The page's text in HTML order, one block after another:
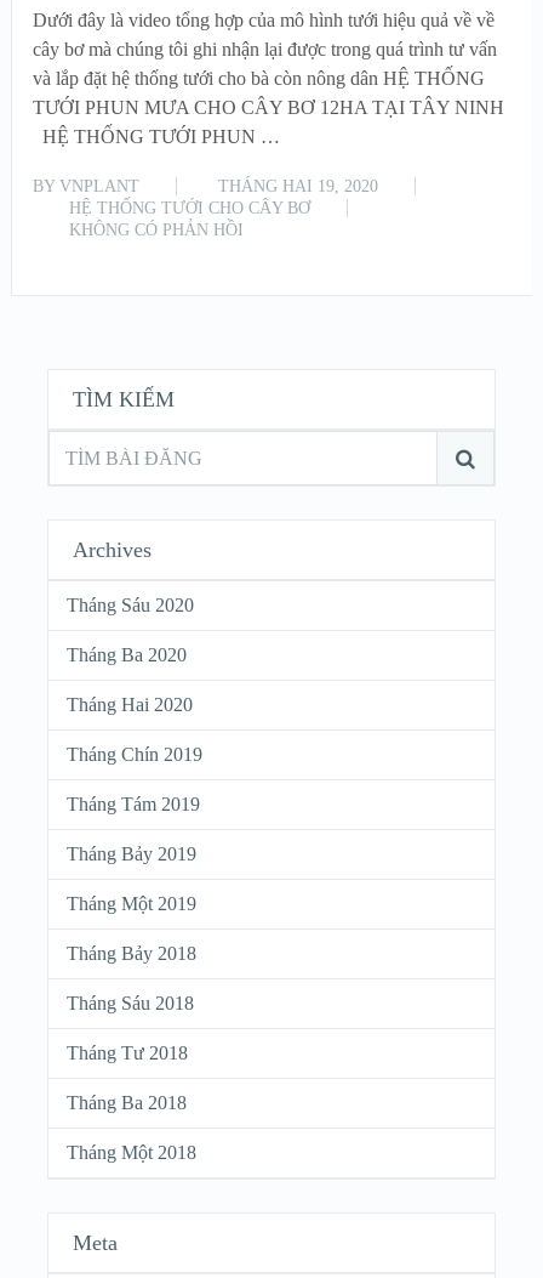
Dưới đây là video tổng hợp của mô hình tưới hiệu quả về về
cây bơ mà chúng tôi ghi nhận lại được trong quá trình tư vấn
và lắp đặt hệ thống tưới cho bà còn nông dân HỆ THỐNG
TƯỚI PHUN MƯA CHO CÂY BƠ 12HA TẠI TÂY NINH
HỆ THỐNG TƯỚI PHUN …
BY VNPLANT
THÁNG HAI 19, 2020
HỆ THỐNG TƯỚI CHO CÂY BƠ
KHÔNG CÓ PHẢN HỒI
TÌM KIẾM
Archives
Tháng Sáu 2020
Tháng Ba 2020
Tháng Hai 2020
Tháng Chín 2019
Tháng Tám 2019
Tháng Bảy 2019
Tháng Một 2019
Tháng Bảy 2018
Tháng Sáu 2018
Tháng Tư 2018
Tháng Ba 2018
Tháng Một 2018
Meta